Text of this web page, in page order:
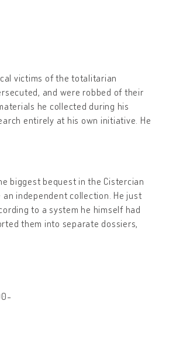
victims of the totalitarian
and were robbed of their
he collected during his
entirely at his own initiative. He
biggest bequest in the Cistercian
an independent collection. He just
to a system he himself had
them into separate dossiers,